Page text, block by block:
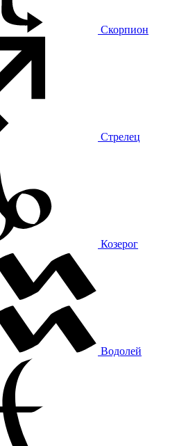
Скорпион
Стрелец
Козерог
Водолей